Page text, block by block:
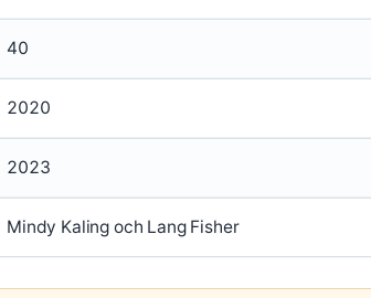
40
2020
2023
Mindy Kaling och Lang Fisher